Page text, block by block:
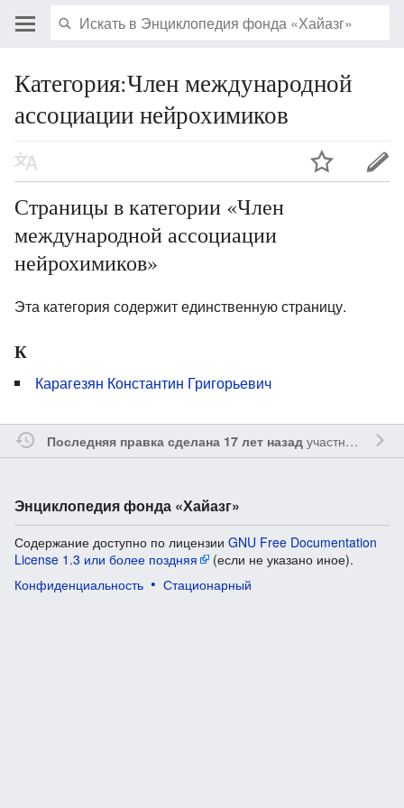
Категория:Член международной
ассоциации нейрохимиков
Страницы в категории «Член
международной ассоциации
нейрохимиков»
Эта категория содержит единственную страницу.
К
Карагезян Константин Григорьевич
Последняя правка сделана 17 лет назадучастником
Энциклопедия фонда «Хайазг»
Содержание доступно по лицензии GNU Free Documentation
License 1.3 или более поздняя
(если не указано иное).
Конфиденциальность
Стационарный